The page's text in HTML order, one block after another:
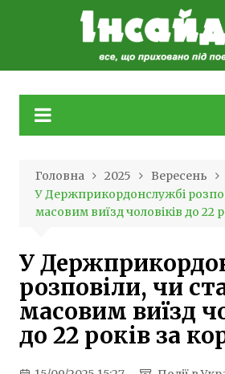
Головна 2025 Вересень
У Держприкордонслужбі
масовим виїзд чоловіків до 22
У
розповіли, чи
масовим виїзд
до 22 років за